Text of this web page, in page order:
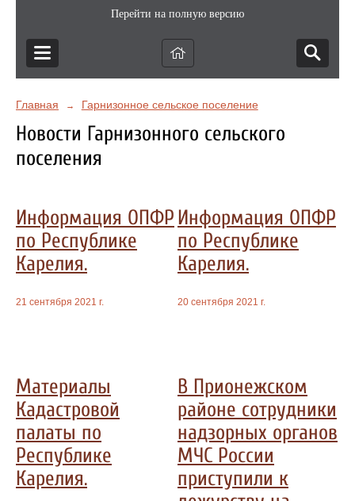
Перейти на полную версию
Главная → Гарнизонное сельское поселение
Новости Гарнизонного сельского
поселения
Информация ОПФР
по Республике
Карелия.
21 сентября 2021 г.
Информация ОПФР
по Республике
Карелия.
20 сентября 2021 г.
Материалы
Кадастровой
палаты по
Республике
Карелия.
В Прионежском
районе сотрудники
надзорных органов
МЧС России
приступили к